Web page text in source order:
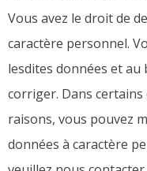
Vous avez le droit de
caractère personnel.
lesdites données et
corriger. Dans
raisons, vous pouvez
données à caractère